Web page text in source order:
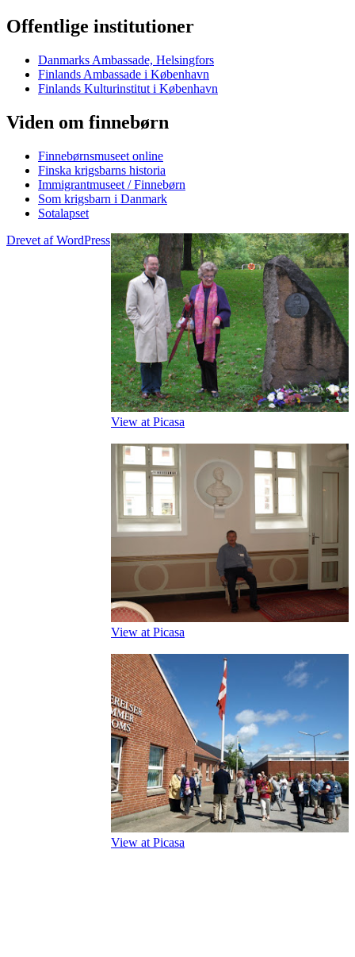
Offentlige institutioner
Danmarks Ambassade, Helsingfors
Finlands Ambassade i København
Finlands Kulturinstitut i København
Viden om finnebørn
Finnebørnsmuseet online
Finska krigsbarns historia
Immigrantmuseet / Finnebørn
Som krigsbarn i Danmark
Sotalapset
View at Picasa
View at Picasa
View at Picasa
Drevet af WordPress